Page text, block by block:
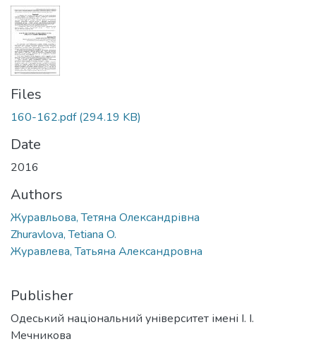
Files
160-162.pdf(294.19 KB)
Date
2016
Authors
Журавльова, Тетяна Олександрівна
Zhuravlova, Tetiana O.
Журавлева, Татьяна Александровна
Publisher
Одеський національний університет імені І. І.
Мечникова